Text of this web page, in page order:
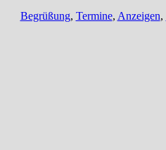
Begrüßung, Termine, Anzeigen,